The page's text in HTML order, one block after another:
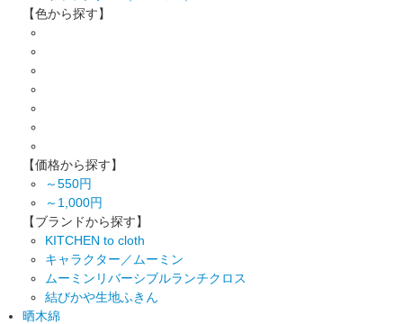
【色から探す】
【価格から探す】
～550円
～1,000円
【ブランドから探す】
KITCHEN to cloth
キャラクター／ムーミン
ムーミンリバーシブルランチクロス
結びかや生地ふきん
晒木綿